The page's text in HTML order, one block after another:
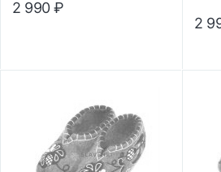
2 990 ₽
2